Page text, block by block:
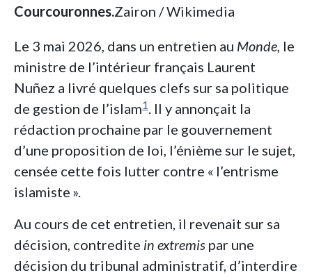
Courcouronnes.Zairon / Wikimedia
Le 3 mai 2026, dans un entretien au Monde, le
ministre de l’intérieur français Laurent
Nuñez a livré quelques clefs sur sa politique
de gestion de l’islam1. Il y annonçait la
rédaction prochaine par le gouvernement
d’une proposition de loi, l’énième sur le sujet,
censée cette fois lutter contre « l’entrisme
islamiste ».
Au cours de cet entretien, il revenait sur sa
décision, contredite in extremis par une
décision du tribunal administratif, d’interdire